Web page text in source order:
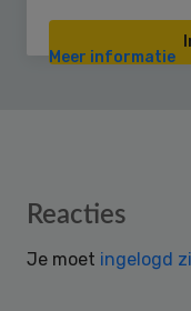
Meer informatie
Reader
Reacties
Je moet ingelogd